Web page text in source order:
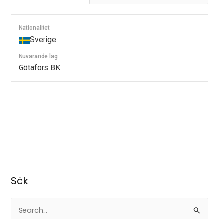
Nationalitet
Sverige
Nuvarande lag
Götafors BK
Sök